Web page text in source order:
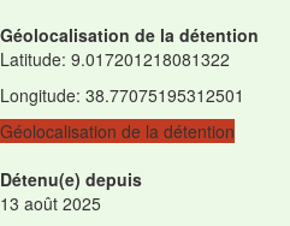
Géolocalisation de la détention
Latitude: 9.017201218081322
Longitude: 38.77075195312501
Géolocalisation de la détention
Détenu(e) depuis
13 août 2025